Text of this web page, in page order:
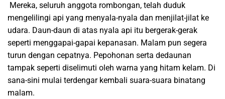
Mereka, seluruh anggota rombongan, telah duduk
mengelilingi api yang menyala-nyala dan menjilat-jilat ke
udara. Daun-daun di atas nyala api itu bergerak-gerak
seperti menggapai-gapai kepanasan. Malam pun segera
turun dengan cepatnya. Pepohonan serta dedaunan
tampak seperti diselimuti oleh warna yang hitam kelam. Di
sana-sini mulai terdengar kembali suara-suara binatang
malam.